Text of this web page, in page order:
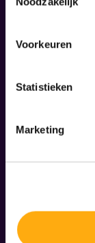
Voorkeuren
Statistieken
Marketing
Over ons